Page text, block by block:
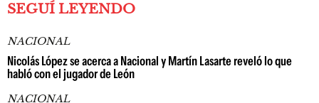
SEGUÍ LEYENDO
NACIONAL
Nicolás López se acerca a Nacional y Martín Lasarte reveló lo que
habló con el jugador de León
NACIONAL